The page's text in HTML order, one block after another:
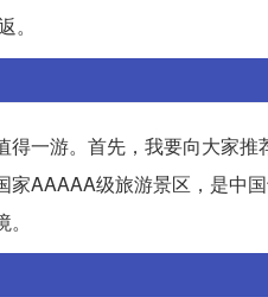
一游。首先，我要向大家
AAAAA级旅游景区，是中